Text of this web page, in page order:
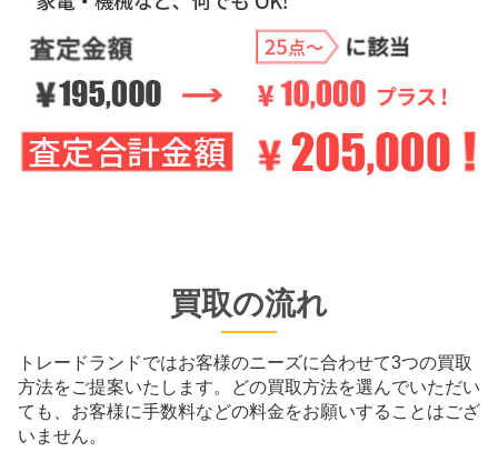
買取の流れ
トレードランドではお客様のニーズに合わせて3つの買取
方法をご提案いたします。
どの買取方法を選んでいただい
ても、お客様に手数料などの料金をお願いすることはござ
いません。